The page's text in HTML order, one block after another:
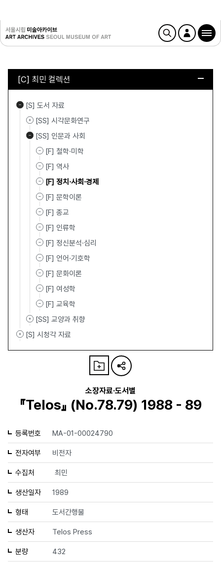
[C] 최민 컬렉션
[S] 도서 자료
[SS] 시각문화연구
[SS] 인문과 사회
[F] 철학·미학
[F] 역사
[F] 정치·사회·경제
[F] 문학이론
[F] 종교
[F] 인류학
[F] 정신분석·심리
[F] 언어·기호학
[F] 문화이론
[F] 여성학
[F] 교육학
[SS] 교양과 취향
[S] 시청각 자료
소장자료·도서별
『Telos』 (No.78.79) 1988 - 89
등록번호 MA-01-00024790
전자여부 비전자
수집처 최민
생산일자 1989
형태 도서간행물
생산자 Telos Press
분량 432